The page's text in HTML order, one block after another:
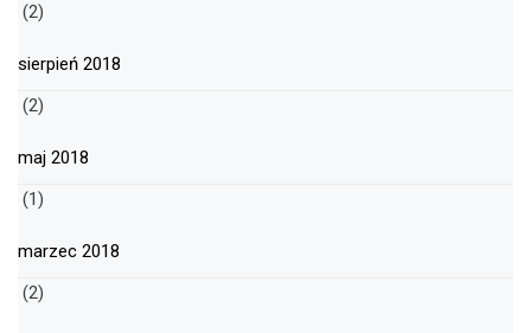
(2)
sierpień 2018
(2)
maj 2018
(1)
marzec 2018
(2)